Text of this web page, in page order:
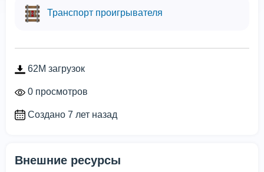
Транспорт проигрывателя
62M загрузок
0 просмотров
Создано 7 лет назад
Внешние ресурсы